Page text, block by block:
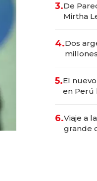
marcas
3.De
Mirtha
4.Dos
5.El
en Perú
6.Viaje a
grande